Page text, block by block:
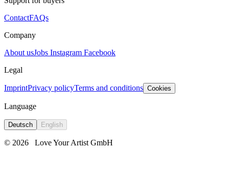
ContactFAQs
Company
About usJobs Instagram Facebook
Legal
ImprintPrivacy policyTerms and conditions Cookies
Language
Deutsch English
© 2026 Love Your Artist GmbH